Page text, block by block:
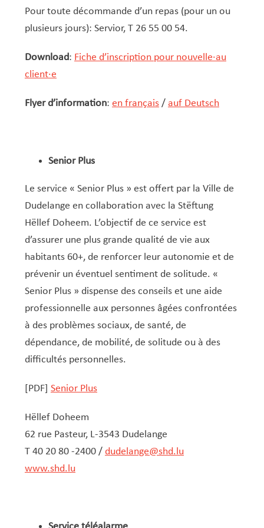
Musée municipal
Service écologique – Maison verte
Vélo
Réserve naturelle Haard
Urban Garden NeiSchmelz
Vergers publics
Service logement
Pacte Logement 2.0
PAP QE (Plan d’Aménagement Particulier « Quartiers
PAP NQ (Plan d’Aménagement Particulier « Nouveau
PAP NQ en cours de procédure
PAG
PAP NQ
Projet NeiSchmelz
Projets à venir
Pour toute décommande d’un repas (pour un ou
plusieurs jours): Servior, T 26 55 00 54.
Download: Fiche d’inscription pour nouvelle·au
client·e
Flyer d’information: en français/ auf Deutsch
Senior Plus
Le service « Senior Plus » est offert par la Ville de
Dudelange en collaboration avec la Stëftung
Hëllef Doheem. L’objectif de ce service est
d’assurer une plus grande qualité de vie aux
habitants 60+, de renforcer leur autonomie et de
prévenir un éventuel sentiment de solitude. «
Senior Plus » dispense des conseils et une aide
professionnelle aux personnes âgées confrontées
à des problèmes sociaux, de santé, de
dépendance, de mobilité, de solitude ou à des
difficultés personnelles.
[PDF] Senior Plus
Hëllef Doheem
62 rue Pasteur, L-3543 Dudelange
T 40 20 80 -2400 / dudelange@shd.lu
www.shd.lu